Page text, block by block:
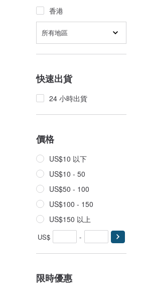
香港
所有地區
快速出貨
24 小時出貨
價格
US$10 以下
US$10 - 50
US$50 - 100
US$100 - 150
US$150 以上
US$ -
限時優惠